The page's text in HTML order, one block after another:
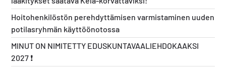
Hoitohenkilöstön perehdyttämisen varmistaminen uuden
potilasryhmän käyttöönotossa
MINUT ON NIMITETTY EDUSKUNTAVAALIEHDOKAAKSI
2027 ❗️